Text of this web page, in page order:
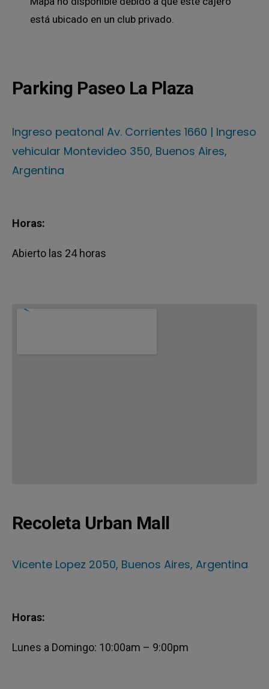
está ubicado en un club privado.
Parking Paseo La Plaza
Ingreso peatonal Av. Corrientes 1660 | Ingreso
vehicular Montevideo 350, Buenos Aires,
Argentina
Horas:
Abierto las 24 horas
Recoleta Urban Mall
Vicente Lopez 2050, Buenos Aires, Argentina
Horas:
Lunes a Domingo: 10:00am – 9:00pm